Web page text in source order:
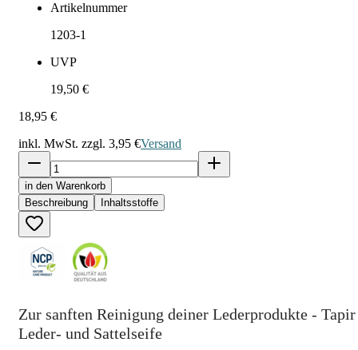
Artikelnummer
1203-1
UVP
19,50 €
18,95 €
inkl. MwSt. zzgl. 3,95 €Versand
in den Warenkorb
Beschreibung
Inhaltsstoffe
Zur sanften Reinigung deiner Lederprodukte - Tapir
Leder- und Sattelseife